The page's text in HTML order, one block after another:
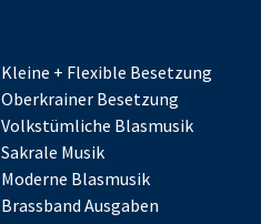
Kleine + Flexible Besetzung
Oberkrainer Besetzung
Volkstümliche Blasmusik
Sakrale Musik
Moderne Blasmusik
Brassband Ausgaben